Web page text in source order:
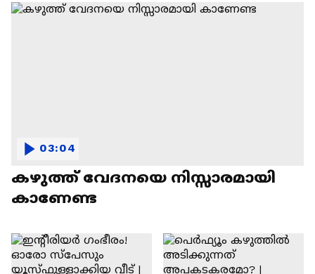
കഴുത്ത് വേദനയെ നിസ്സാരമായി
കാണേണ്ട
03:04